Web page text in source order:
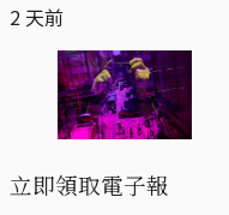
2 天前
立即領取電子報